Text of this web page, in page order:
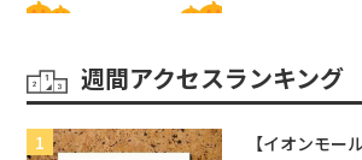
週間アクセスランキング
【イオンモー